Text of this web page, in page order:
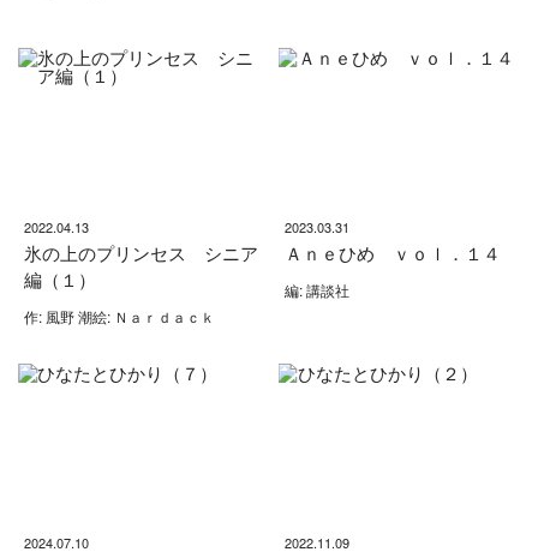
2022.04.13
氷の上のプリンセス シニア
編（１）
作: 風野 潮絵: Ｎａｒｄａｃｋ
2023.03.31
Ａｎｅひめ ｖｏｌ．１４
編: 講談社
2024.07.10 2022.11.09